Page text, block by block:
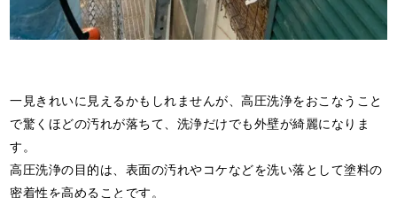
一見きれいに見えるかもしれませんが、高圧洗浄をおこなうこと
で驚くほどの汚れが落ちて、洗浄だけでも外壁が綺麗になりま
す。
高圧洗浄の目的は、表面の汚れやコケなどを洗い落として塗料の
密着性を高めることです。